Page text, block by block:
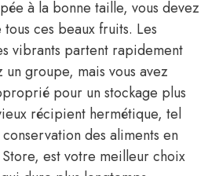
à la bonne taille, vous devez
ces beaux fruits. Les
vibrants partent rapidement
un groupe, mais vous avez
pour un stockage plus
récipient hermétique, tel
des aliments en
est votre meilleur choix